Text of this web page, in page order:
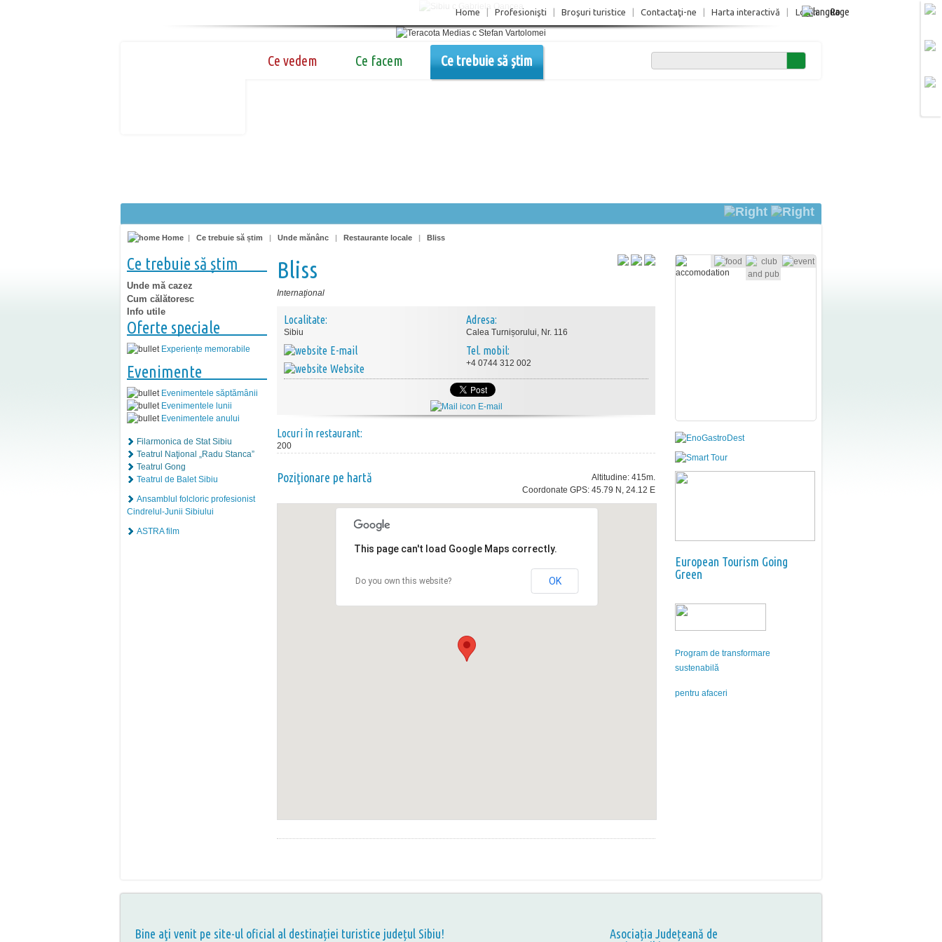
Login Ro
Home Profesionişti Broşuri turistice Contactaţi-ne Harta interactivă
Ce vedem Ce facem Ce trebuie să știm
Home | Ce trebuie să știm | Unde mănânc | Restaurante locale | Bliss
Ce trebuie să știm
Unde mă cazez
Cum călătoresc
Info utile
Oferte speciale
Experiențe memorabile
Evenimente
Evenimentele săptămânii
Evenimentele lunii
Evenimentele anului
Filarmonica de Stat Sibiu
Teatrul Naţional „Radu Stanca”
Teatrul Gong
Teatrul de Balet Sibiu
Ansamblul folcloric profesionist
Cindrelul-Junii Sibiului
ASTRA film
Bliss
Internaţional
Localitate:
Sibiu
E-mail
Website
Adresa:
Calea Turnișorului, Nr. 116
Tel. mobil:
+4 0744 312 002
E-mail
Locuri în restaurant:
200
Altitudine: 415m.
Coordonate GPS: 45.79 N, 24.12 E
Poziţionare pe hartă
This page can't load Google Maps correctly.
Do you own this website? OK
European Tourism Going
Green
Program de transformare
sustenabilă
pentru afaceri
Bine aţi venit pe site-ul oficial al destinației turistice județul Sibiu!
Asociația Județeană de